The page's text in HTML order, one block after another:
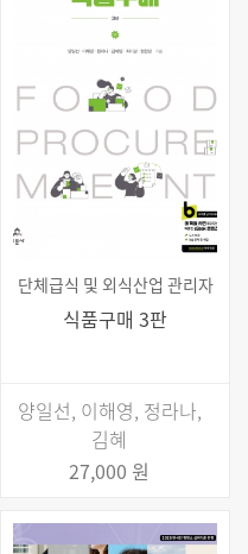
단체급식 및 외식산업 관리자
식품구매 3판
양일선, 이해영, 정라나,
김혜
27,000 원